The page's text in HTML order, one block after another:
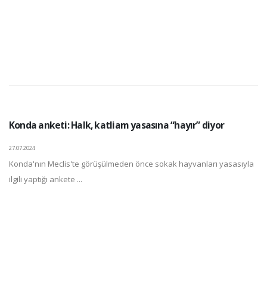
Konda anketi: Halk, katliam yasasına “hayır” diyor
27.07.2024
Konda'nın Meclis'te görüşülmeden önce sokak hayvanları yasasıyla
ilgili yaptığı ankete ...